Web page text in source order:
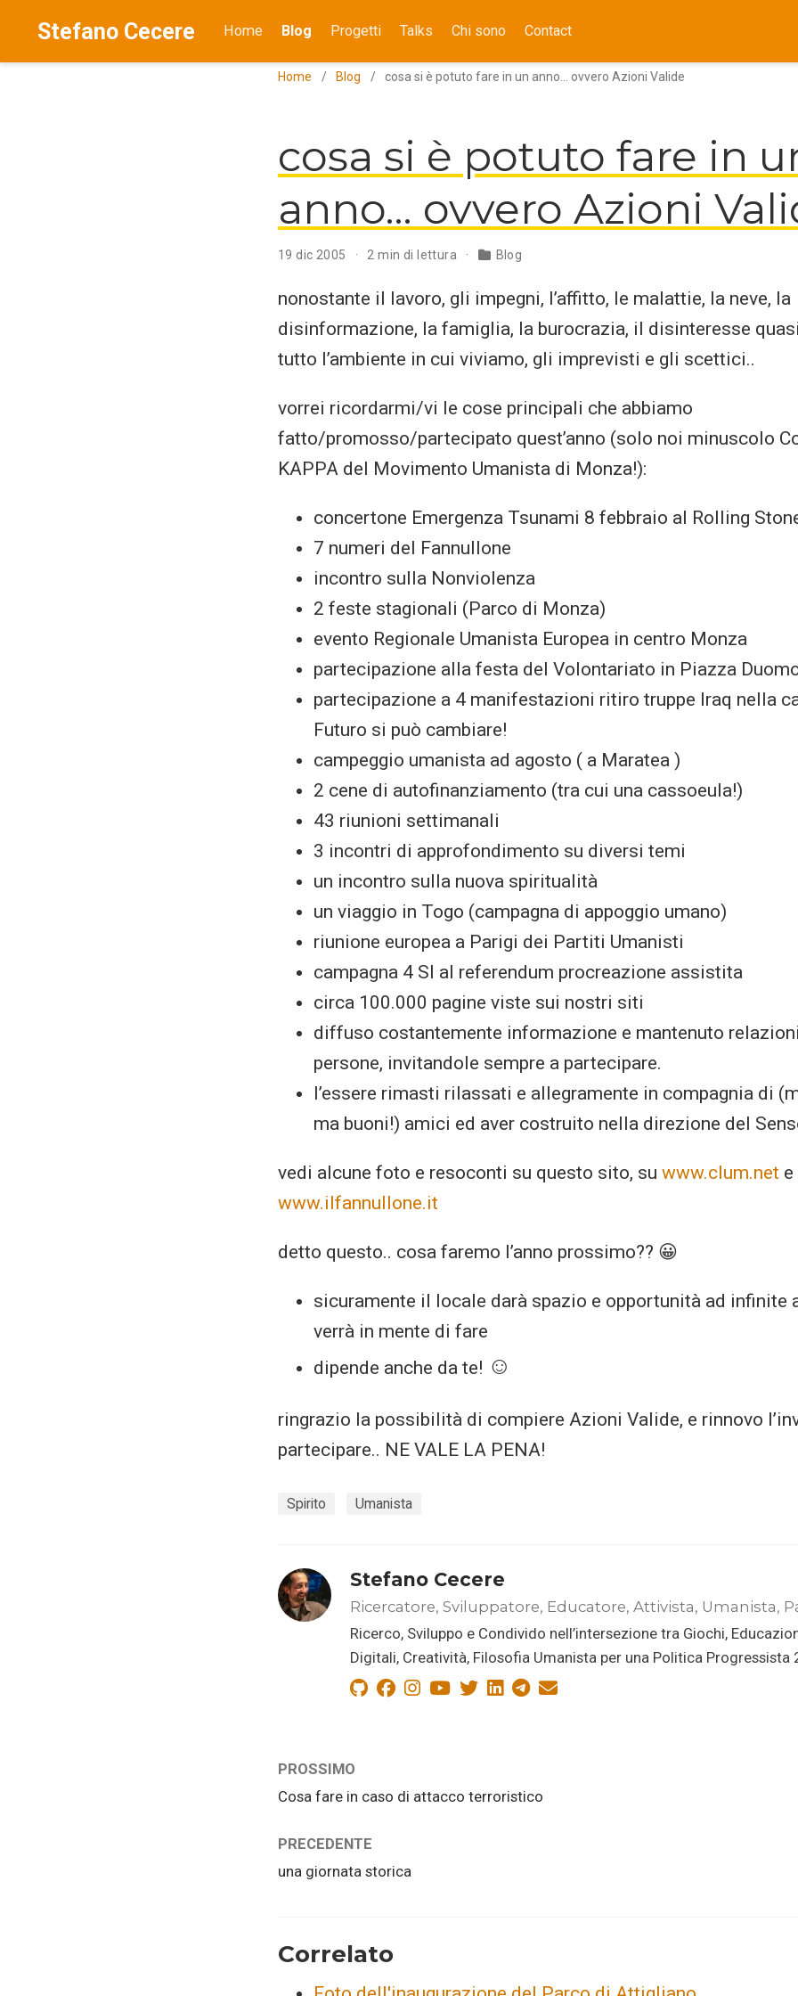
Stefano Cecere Home Blog Progetti Talks Chi sono Contact
Home Blog cosa si è potuto fare in un anno… ovvero Azioni Valide
cosa si è potuto fare in
anno… ovvero Azioni
19 dic 2005 2 min di lettura Blog
nonostante il lavoro, gli impegni, l’affitto, le malattie, la neve, la
disinformazione, la famiglia, la burocrazia, il disinteresse
tutto l’ambiente in cui viviamo, gli imprevisti e gli scettici..
vorrei ricordarmi/vi le cose principali che abbiamo
fatto/promosso/partecipato quest’anno (solo noi minuscolo
KAPPA del Movimento Umanista di Monza!):
concertone Emergenza Tsunami 8 febbraio al Rolling
7 numeri del Fannullone
incontro sulla Nonviolenza
2 feste stagionali (Parco di Monza)
evento Regionale Umanista Europea in centro Monza
partecipazione alla festa del Volontariato in Piazza
partecipazione a 4 manifestazioni ritiro truppe Iraq nella
Futuro si può cambiare!
campeggio umanista ad agosto ( a Maratea )
2 cene di autofinanziamento (tra cui una cassoeula!)
43 riunioni settimanali
3 incontri di approfondimento su diversi temi
un incontro sulla nuova spiritualità
un viaggio in Togo (campagna di appoggio umano)
riunione europea a Parigi dei Partiti Umanisti
campagna 4 SI al referendum procreazione assistita
circa 100.000 pagine viste sui nostri siti
diffuso costantemente informazione e mantenuto
persone, invitandole sempre a partecipare.
l’essere rimasti rilassati e allegramente in compagnia di
ma buoni!) amici ed aver costruito nella direzione del
vedi alcune foto e resoconti su questo sito, su www.clum.net e
www.ilfannullone.it
detto questo.. cosa faremo l’anno prossimo?? 😀
sicuramente il locale darà spazio e opportunità ad infinite
verrà in mente di fare
dipende anche da te! ☺
ringrazio la possibilità di compiere Azioni Valide, e rinnovo
partecipare.. NE VALE LA PENA!
Spirito Umanista
Stefano Cecere
Ricercatore, Sviluppatore, Educatore, Attivista, Umanista,
Ricerco, Sviluppo e Condivido nell’intersezione tra Giochi,
Digitali, Creatività, Filosofia Umanista per una Politica Progressista
PROSSIMO
Cosa fare in caso di attacco terroristico
PRECEDENTE
una giornata storica
Correlato